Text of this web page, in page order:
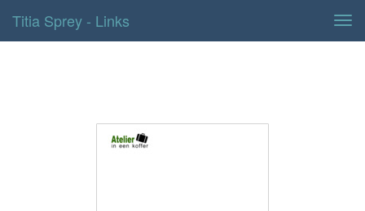
Titia Sprey - Links